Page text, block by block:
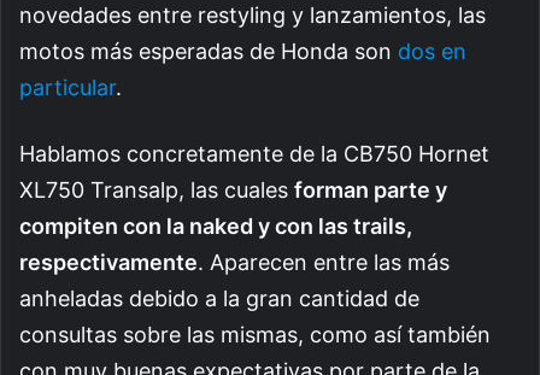
novedades entre restyling y lanzamientos, las
motos más esperadas de Honda son dos en
particular.
Hablamos concretamente de la CB750 Hornet
XL750 Transalp, las cuales forman parte y
compiten con la naked y con las trails,
respectivamente. Aparecen entre las más
anheladas debido a la gran cantidad de
consultas sobre las mismas, como así también